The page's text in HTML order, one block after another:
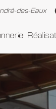
des-Eaux